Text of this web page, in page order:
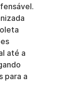
até a
para a